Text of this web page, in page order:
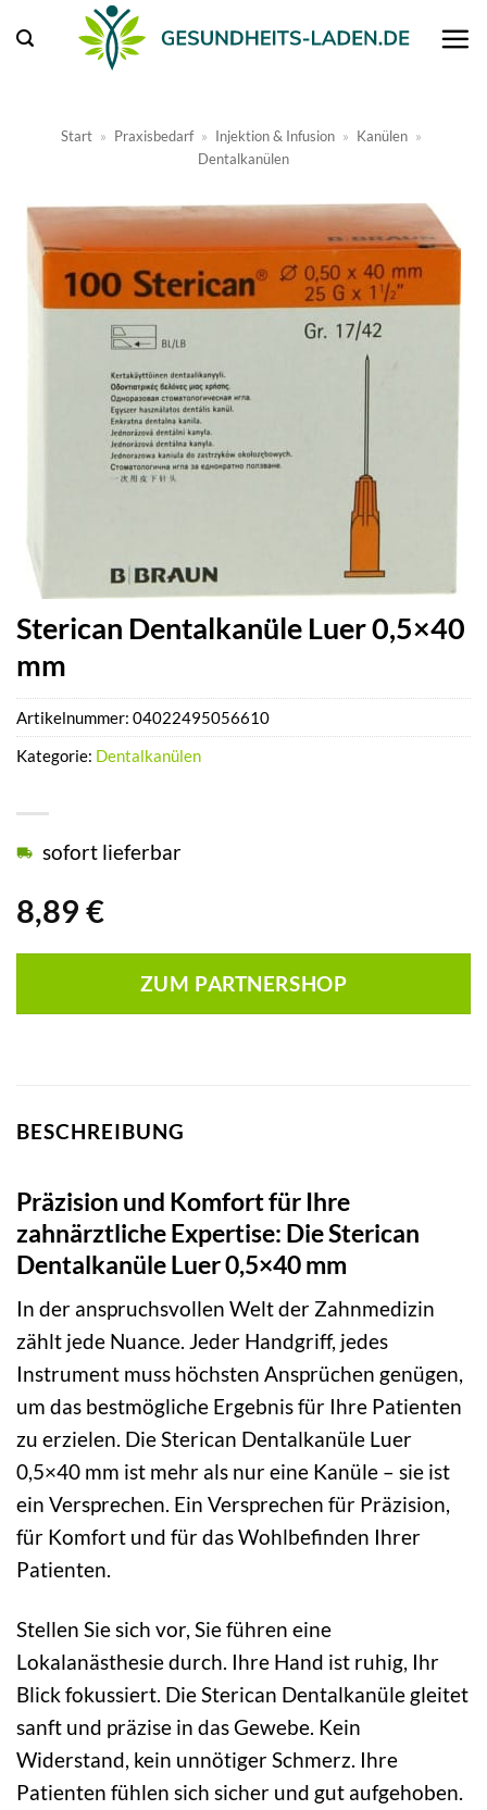
Inhalt
Start » Praxisbedarf » Injektion & Infusion » Kanülen »
Dentalkanülen
Sterican Dentalkanüle Luer 0,5×40
mm
8,89 €
sofort lieferbar
ZUM PARTNERSHOP
Artikelnummer: 04022495056610
Kategorie: Dentalkanülen
BESCHREIBUNG
Präzision und Komfort für Ihre
zahnärztliche Expertise: Die Sterican
Dentalkanüle Luer 0,5×40 mm
In der anspruchsvollen Welt der Zahnmedizin
zählt jede Nuance. Jeder Handgriff, jedes
Instrument muss höchsten Ansprüchen genügen,
um das bestmögliche Ergebnis für Ihre Patienten
zu erzielen. Die Sterican Dentalkanüle Luer
0,5×40 mm ist mehr als nur eine Kanüle – sie ist
ein Versprechen. Ein Versprechen für Präzision,
für Komfort und für das Wohlbefinden Ihrer
Patienten.
Stellen Sie sich vor, Sie führen eine
Lokalanästhesie durch. Ihre Hand ist ruhig, Ihr
Blick fokussiert. Die Sterican Dentalkanüle gleitet
sanft und präzise in das Gewebe. Kein
Widerstand, kein unnötiger Schmerz. Ihre
Patienten fühlen sich sicher und gut aufgehoben.